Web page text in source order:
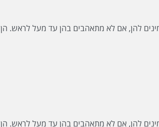
להן, אם לא מתאהבים בהן עד מעל לראש. הן
להן, אם לא מתאהבים בהן עד מעל לראש. הן